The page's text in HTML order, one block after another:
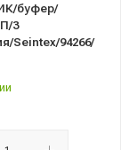
буфер/
3
Seintex/94266/